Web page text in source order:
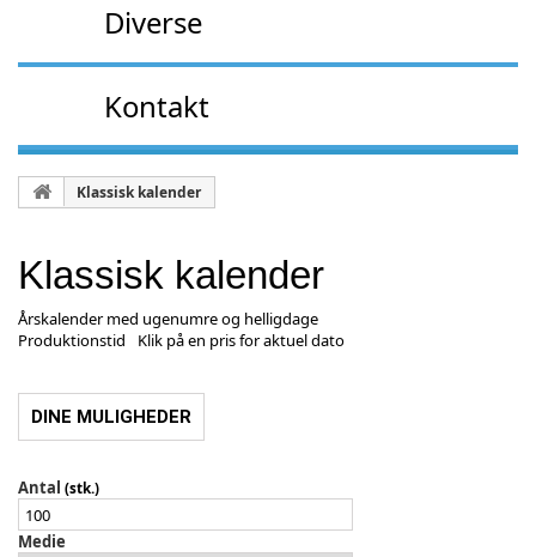
Diverse
Kontakt
Klassisk kalender
Klassisk kalender
Årskalender med ugenumre og helligdage
Produktionstid
Klik på en pris for aktuel dato
DINE MULIGHEDER
Antal (stk.)
Medie